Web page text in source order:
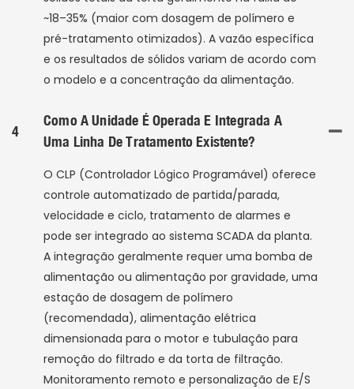
~18–35% (maior com dosagem de polímero e
pré-tratamento otimizados). A vazão específica
e os resultados de sólidos variam de acordo com
o modelo e a concentração da alimentação.
4
Como A Unidade É Operada E Integrada A
Uma Linha De Tratamento Existente?
O CLP (Controlador Lógico Programável) oferece
controle automatizado de partida/parada,
velocidade e ciclo, tratamento de alarmes e
pode ser integrado ao sistema SCADA da planta.
A integração geralmente requer uma bomba de
alimentação ou alimentação por gravidade, uma
estação de dosagem de polímero
(recomendada), alimentação elétrica
dimensionada para o motor e tubulação para
remoção do filtrado e da torta de filtração.
Monitoramento remoto e personalização de E/S